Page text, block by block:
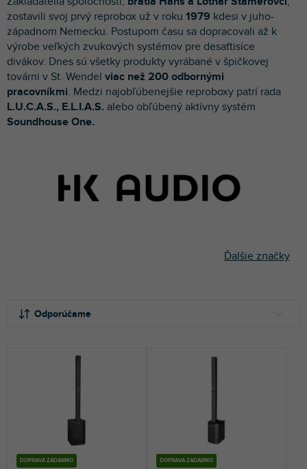
zostavili svoj prvý reprobox už v roku 1979 kdesi v juho-
západnom Nemecku. Postupom času sa dopracovali až k
výrobe veľkých zvukových systémov pre desaťtisíce
divákov. Dnes sú všetky produkty vyrábané v špičkovej
továrni v St. Wendel viac než 200 odbornými
pracovníkmi. Medzi najobľúbenejšie reproboxy patrí rada
L.U.C.A.S., E.L.I.A.S. alebo obľúbený aktívny systém
Soundhouse One.
Ďalšie značky
Odporúčame
NAJPREDÁVANEJŠIE
p
r
o
d
u
k
t
o
v
DOPRAVA ZADARMO DOPRAVA ZADARMO